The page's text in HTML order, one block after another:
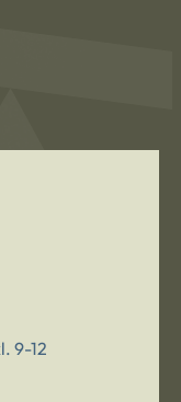
9-12